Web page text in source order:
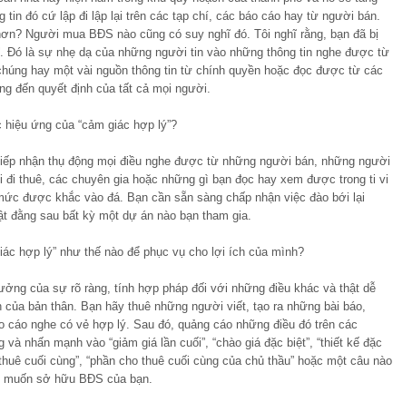
tin đó cứ lập đi lập lại trên các tạp chí, các báo cáo hay từ người bán.
Người mua BĐS nào cũng có suy nghĩ đó. Tôi nghĩ rằng, bạn đã bị
Đó là sự nhẹ dạ của những người tin vào những thông tin nghe được từ
hay một vài nguồn thông tin từ chính quyền hoặc đọc được từ các
đến quyết định của tất cả mọi người.
ứng của “cảm giác hợp lý”?
nhận thụ động mọi điều nghe được từ những người bán, những người
thuê, các chuyên gia hoặc những gì bạn đọc hay xem được trong ti vi
được khắc vào đá. Bạn cần sẵn sàng chấp nhận việc đào bới lại
đằng sau bất kỳ một dự án nào bạn tham gia.
hợp lý” như thế nào để phục vụ cho lợi ích của mình?
của sự rõ ràng, tính hợp pháp đối với những điều khác và thật dễ
bản thân. Bạn hãy thuê những người viết, tạo ra những bài báo,
cáo nghe có vẻ hợp lý. Sau đó, quảng cáo những điều đó trên các
nhấn mạnh vào “giảm giá lần cuối”, “chào giá đặc biệt”, “thiết kế đặc
cuối cùng”, “phần cho thuê cuối cùng của chủ thầu” hoặc một câu nào
sở hữu BĐS của bạn.